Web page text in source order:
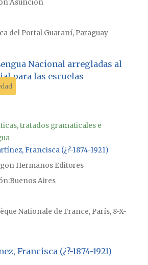
Asunción
del Portal Guaraní, Paraguay
Nacional arregladas al
para las escuelas
tratados gramaticales e
Francisca (¿?-1874-1921)
Hermanos Editores
Buenos Aires
Nationale de France, París, 8-X-
Francisca (¿?-1874-1921)